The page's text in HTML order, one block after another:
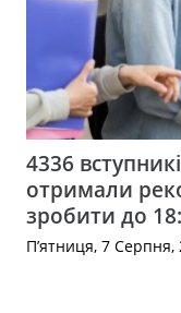
4336
отримали
зробити до
П’ятниця, 7 Серпня,